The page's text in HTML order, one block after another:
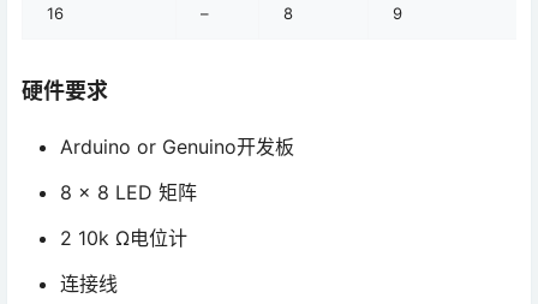
16 – 8 9
硬件要求
Arduino or Genuino开发板
8 x 8 LED 矩阵
2 10k Ω电位计
连接线